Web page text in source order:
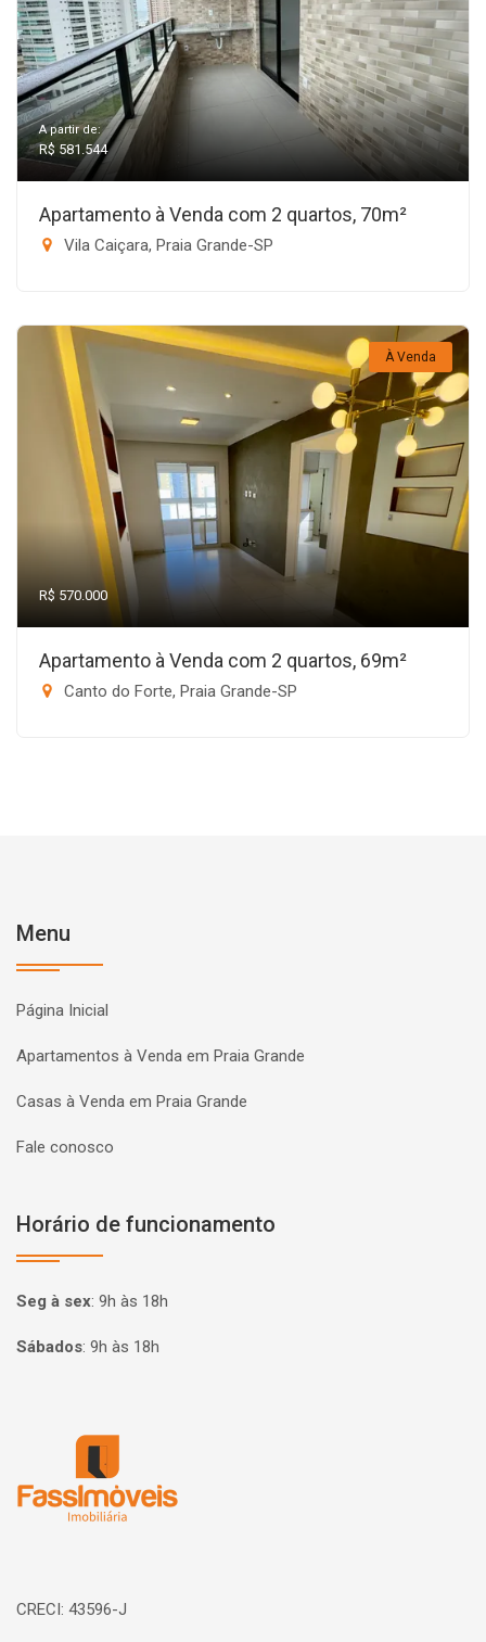
A partir de:
R$ 581.544
Apartamento à Venda com 2 quartos, 70m²
Vila Caiçara, Praia Grande-SP
À Venda
R$ 570.000
Apartamento à Venda com 2 quartos, 69m²
Canto do Forte, Praia Grande-SP
Menu
Página Inicial
Apartamentos à Venda em Praia Grande
Casas à Venda em Praia Grande
Fale conosco
Horário de funcionamento
Seg à sex: 9h às 18h
Sábados: 9h às 18h
CRECI: 43596-J